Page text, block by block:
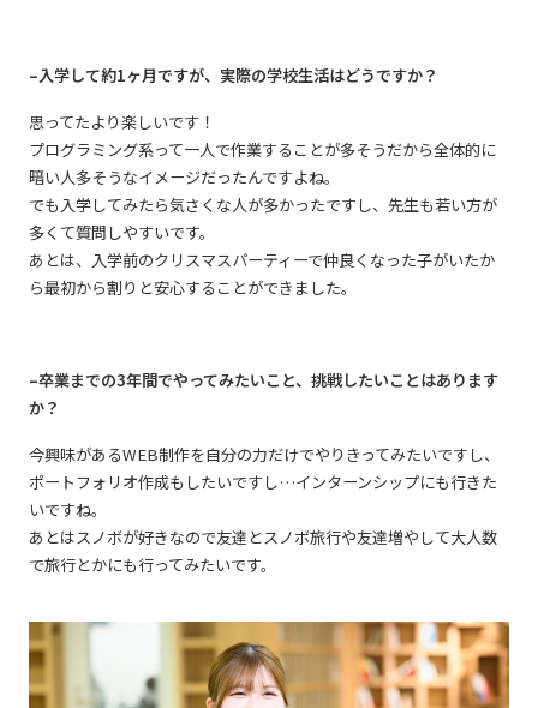
–入学して約1ヶ月ですが、実際の学校生活はどうですか？
思ってたより楽しいです！
プログラミング系って一人で作業することが多そうだから全体的に
暗い人多そうなイメージだったんですよね。
でも入学してみたら気さくな人が多かったですし、先生も若い方が
多くて質問しやすいです。
あとは、入学前のクリスマスパーティーで仲良くなった子がいたか
ら最初から割りと安心することができました。
–卒業までの3年間でやってみたいこと、挑戦したいことはあります
か？
今興味があるWEB制作を自分の力だけでやりきってみたいですし、
ポートフォリオ作成もしたいですし…インターンシップにも行きた
いですね。
あとはスノボが好きなので友達とスノボ旅行や友達増やして大人数
で旅行とかにも行ってみたいです。